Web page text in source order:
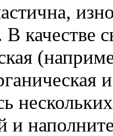
В качестве
и